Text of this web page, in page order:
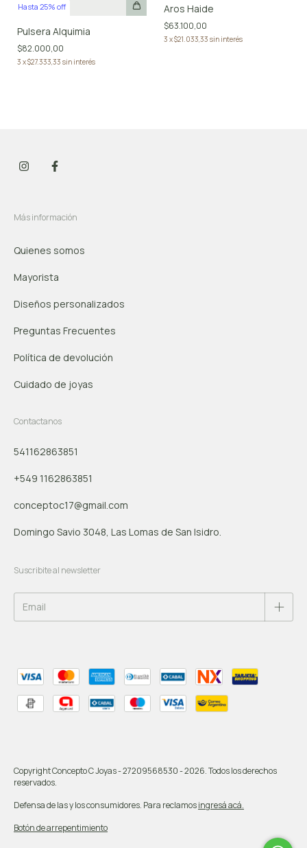
Hasta 25% off
Pulsera Alquimia
$82.000,00
3 x$27.333,33 sin interés
Aros Haide
$63.100,00
3 x$21.033,33 sin interés
Más información
Quienes somos
Mayorista
Diseños personalizados
Preguntas Frecuentes
Política de devolución
Cuidado de joyas
Contactanos
541162863851
+549 1162863851
conceptoc17@gmail.com
Domingo Savio 3048, Las Lomas de San Isidro.
Suscribite al newsletter
Copyright Concepto C Joyas - 27209568530 - 2026. Todos los derechos
reservados.
Defensa de las y los consumidores. Para reclamosingresá acá.
Botón de arrepentimiento